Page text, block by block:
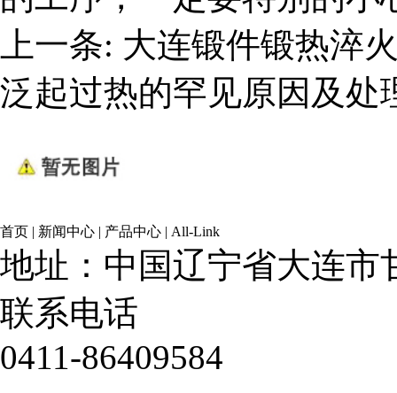
上一条: 大连锻件锻热淬
泛起过热的罕见原因及处
首页 | 新闻中心 | 产品中心 | All-Link
地址：中国辽宁省大连市
联系电话
0411-86409584